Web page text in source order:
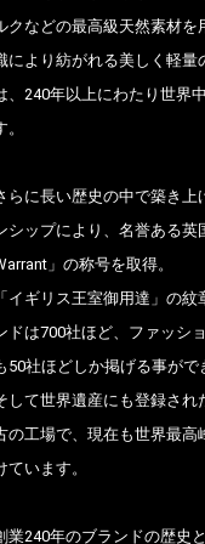
クなどの最高級天然素材
により紡がれる美しく軽量
、240年以上にわたり世界
。
らに長い歴史の中で築き上
シップにより、名誉ある英
」の称号を取得。
「イギリス王室御用達」の
ドは700社ほど、ファッシ
50社ほどしか掲げる事がで
して世界遺産にも登録さ
の工場で、現在も世界最高
ています。
業240年のブランドの歴史